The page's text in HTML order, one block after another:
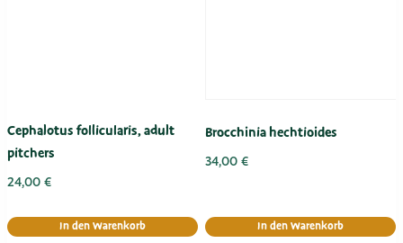
Cephalotus follicularis, adult
pitchers
24,00 €
In den Warenkorb
Brocchinia hechtioides
34,00 €
In den Warenkorb